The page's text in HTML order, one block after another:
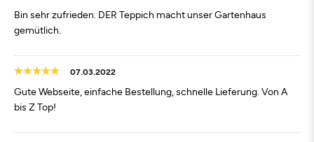
Bin sehr zufrieden. DER Teppich macht unser Gartenhaus
gemütlich.
07.03.2022
Gute Webseite, einfache Bestellung, schnelle Lieferung. Von A
bis Z Top!